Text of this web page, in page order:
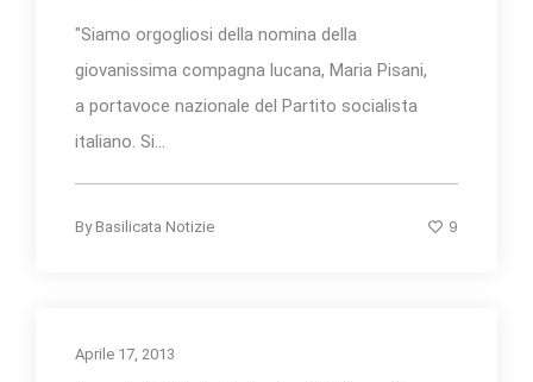
"Siamo orgogliosi della nomina della
giovanissima compagna lucana, Maria Pisani,
a portavoce nazionale del Partito socialista
italiano. Si...
By Basilicata Notizie 9
Aprile 17, 2013